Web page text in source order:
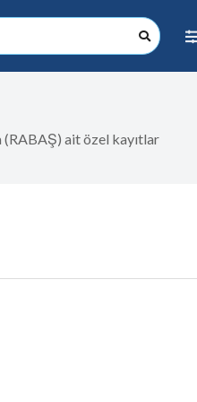
(RABAŞ) ait özel kayıtlar